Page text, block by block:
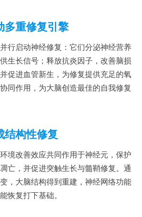
多重修复引擎
行启动神经修复：它们分泌神经营养
生长信号；释放抗炎因子，改善脑损
促进血管新生，为修复提供充足的氧
同作用，为大脑创造最佳的自我修复
结构性修复
境改善效应共同作用于神经元，保护
亡，并促进突触生长与髓鞘修复。通
，大脑结构得到重建，神经网络功能
恢复打下基础。